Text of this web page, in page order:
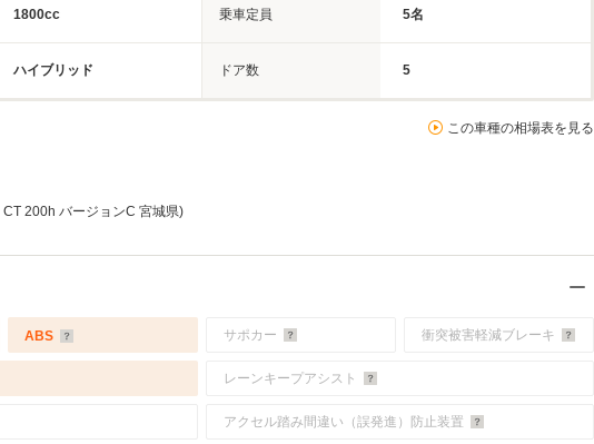
1800cc 乗車定員 5名
ハイブリッド ドア数 5
この車種の相場表を見る
CT 200h バージョンC 宮城県)
ABS サポカー 衝突被害軽減ブレーキ
レーンキープアシスト
アクセル踏み間違い（誤発進）防止装置